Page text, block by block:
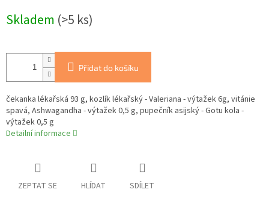
cena:
Skladem (>5 ks)
Přidat do košíku
čekanka lékařská 93 g, kozlík lékařský - Valeriana - výtažek 6g, vitánie
spavá, Ashwagandha - výtažek 0,5 g, pupečník asijský - Gotu kola -
výtažek 0,5 g
Detailní informace
ZEPTAT SE HLÍDAT SDÍLET